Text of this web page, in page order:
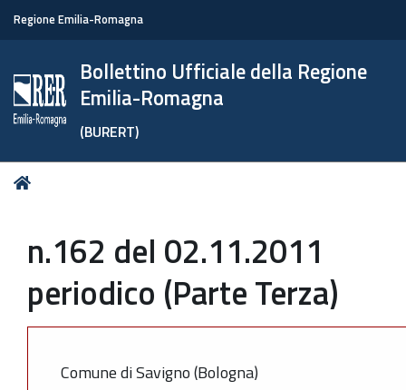
Regione Emilia-Romagna
Bollettino Ufficiale della Regione
Emilia-Romagna
(BURERT)
Tu
n.162 del 02.11.2011
periodico (Parte Terza)
Comune di Savigno (Bologna)